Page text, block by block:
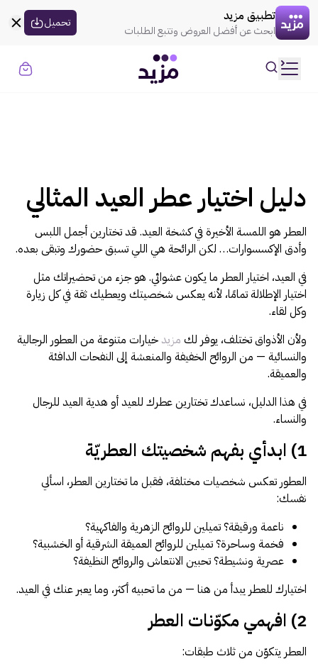
القسيمه تنتهي فيتطبيق مزيد
ابحث عن أفضل العروض وتتبع الطلبات
تحميلuil:globe
حسابي
تسجيل الدخول ooui:previous-
المنزل ooui:previous-
الإلكترونيات ooui:previous-
rtl
الجمال ooui:previous-
rtl
السوبر ماركت ooui:previous-
rtl
العطور ooui:previous-
مستلزمات المركبات
rtl
الأطفال ooui:previous-
rtl
الأنشطة ooui:previous-
الهدايا ooui:previous-
rtl
الفنون ooui:previous-
دليل اختيار عطر العيد المثالي
العطر هو اللمسة الأخيرة في كشخة العيد. قد تختارين أجمل اللبس
وأدق الإكسسوارات… لكن الرائحة هي اللي تسبق حضورك وتبقى بعده.
في العيد، اختيار العطر ما يكون عشوائي. هو جزء من تحضيراتك مثل
اختيار الإطلالة تمامًا، لأنه يعكس شخصيتك ويعطيك ثقة في كل زيارة
وكل لقاء.
ولأن الأذواق تختلف، يوفر لك مزيد خيارات متنوعة من العطور الرجالية
والنسائية — من الروائح الخفيفة والمنعشة إلى النفحات الدافئة
والعميقة.
في هذا الدليل، نساعدك تختارين عطرك للعيد أو هدية العيد للرجال
والنساء.
1) ابدأي بفهم شخصيتك العطريّة
العطور تعكس شخصيات مختلفة، فقبل ما تختارين العطر، اسألي
نفسك:
ناعمة ورقيقة؟ تميلين للروائح الزهرية والفاكهية؟
فخمة وساحرة؟ تميلين للروائح العميقة الشرقية أو الخشبية؟
عصرية ونشيطة؟ تحبين الانتعاش والروائح النظيفة؟
اختيارك للعطر يبدأ من هنا — من ما تحبيه أكثر، وما يعبر عنك في العيد.
2) افهمي مكوّنات العطر
العطر يتكوّن من ثلاث طبقات: